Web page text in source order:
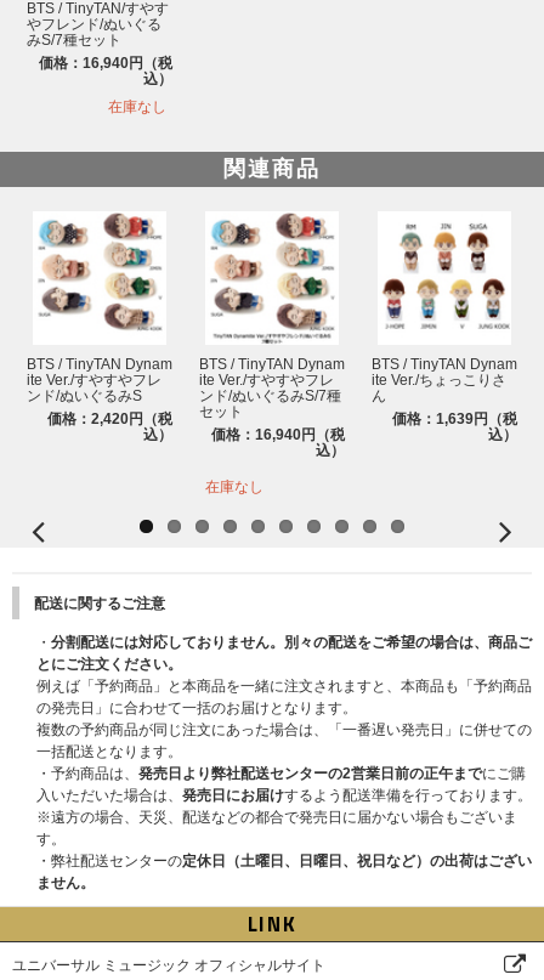
BTS / TinyTAN/すやす
やフレンド/ぬいぐる
みS/7種セット
価格：16,940円（税
込）
在庫なし
関連商品
BTS / TinyTAN Dynam
ite Ver./すやすやフレ
ンド/ぬいぐるみS
価格：2,420円（税
込）
BTS / TinyTAN Dynam
ite Ver./すやすやフレ
ンド/ぬいぐるみS/7種
セット
価格：16,940円（税
込）
在庫なし
BTS / TinyTAN Dynam
ite Ver./ちょっこりさ
ん
価格：1,639円（税
込）
配送に関するご注意
・ 分割配送には対応しておりません。別々の配送をご希望の場合は、商品ご
とにご注文ください。
例えば「予約商品」と本商品を一緒に注文されますと、本商品も「予約商品
の発売日」に合わせて一括のお届けとなります。
複数の予約商品が同じ注文にあった場合は、「一番遅い発売日」に併せての
一括配送となります。
・予約商品は、 発売日より弊社配送センターの2営業日前の正午までにご購
入いただいた場合は、 発売日にお届けするよう配送準備を行っております。
※遠方の場合、天災、配送などの都合で発売日に届かない場合もございま
す。
・弊社配送センターの定休日（土曜日、日曜日、祝日など）の出荷はござい
ません。
LINK
ユニバーサル ミュージック オフィシャルサイト